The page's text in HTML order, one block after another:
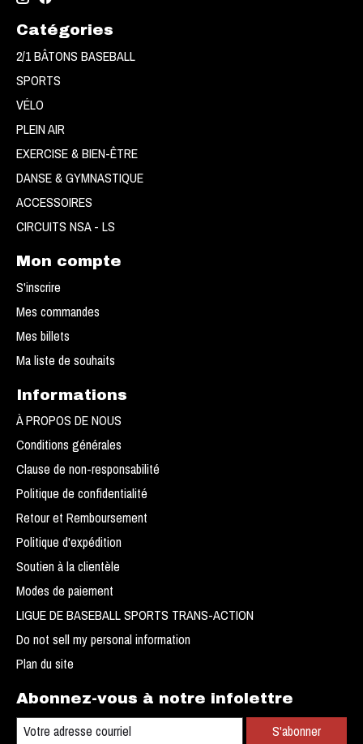
Catégories
2/1 BÂTONS BASEBALL
SPORTS
VÉLO
PLEIN AIR
EXERCISE & BIEN-ÊTRE
DANSE & GYMNASTIQUE
ACCESSOIRES
CIRCUITS NSA - LS
Mon compte
S'inscrire
Mes commandes
Mes billets
Ma liste de souhaits
Informations
À PROPOS DE NOUS
Conditions générales
Clause de non-responsabilité
Politique de confidentialité
Retour et Remboursement
Politique d'expédition
Soutien à la clientèle
Modes de paiement
LIGUE DE BASEBALL SPORTS TRANS-ACTION
Do not sell my personal information
Plan du site
Abonnez-vous à notre infolettre
S'abonner